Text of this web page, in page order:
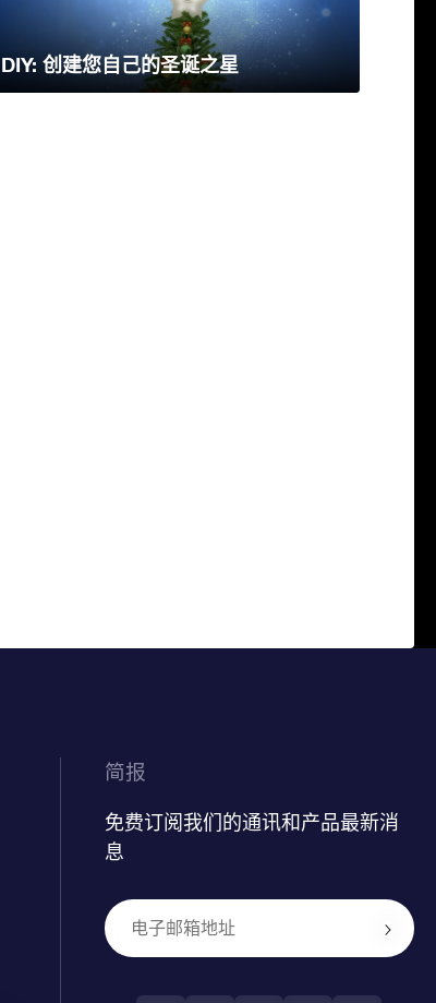
DIY: 创建您自己的圣诞之星
简报
免费订阅我们的通讯和产品最新消
息